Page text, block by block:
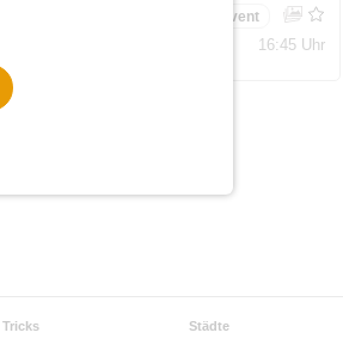
Bestätigungsevent
16:45 Uhr
Städte